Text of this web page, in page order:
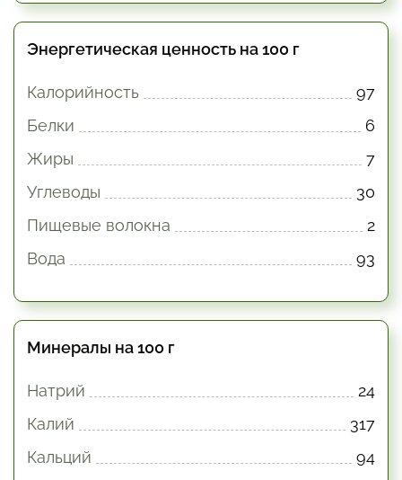
Энергетическая ценность на 100 г
Калорийность
97
Белки
6
Жиры
7
Углеводы
30
Пищевые волокна
2
Вода
93
Минералы на 100 г
Натрий
24
Калий
317
Кальций
94